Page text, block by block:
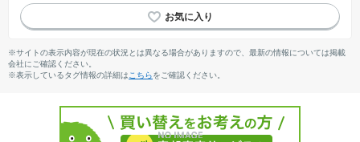
※サイトの表示内容が現在の状況とは異なる場合がありますので、最新の情報については掲載
会社にご確認ください。
※表示しているタグ情報の詳細は こちらをご確認ください。